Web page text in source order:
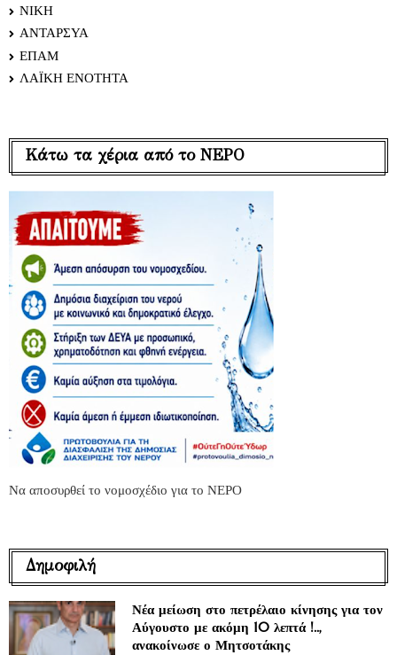
ΝΙΚΗ
ΑΝΤΑΡΣΥΑ
ΕΠΑΜ
ΛΑΪΚΗ ΕΝΟΤΗΤΑ
Κάτω τα χέρια από το ΝΕΡΟ
Να αποσυρθεί το νομοσχέδιο για το ΝΕΡΟ
Δημοφιλή
Νέα μείωση στο πετρέλαιο κίνησης για τον
Αύγουστο με ακόμη 10 λεπτά !..,
ανακοίνωσε ο Μητσοτάκης